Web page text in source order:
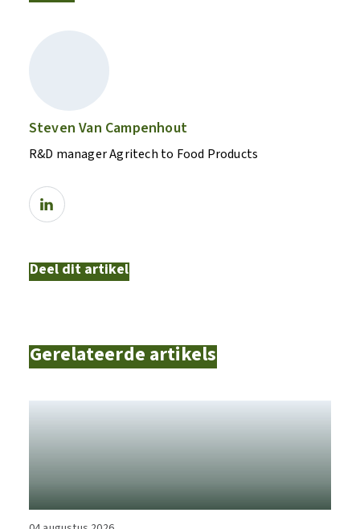
Steven Van Campenhout
R&D manager Agritech to Food Products
Deel dit artikel
Gerelateerde artikels